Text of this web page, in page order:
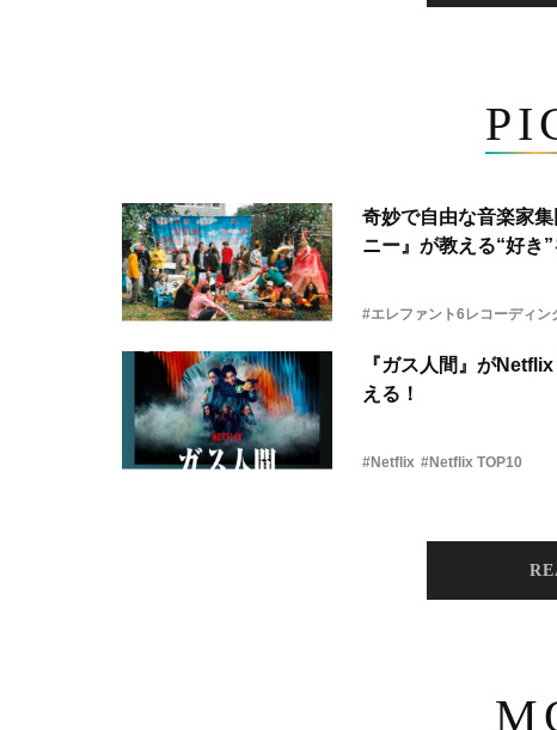
奇妙で自由な音楽家
ニー』が教える“好き
#エレファント6レコーディン
『ガス人間』が
える！
#Netflix #Netflix TOP10